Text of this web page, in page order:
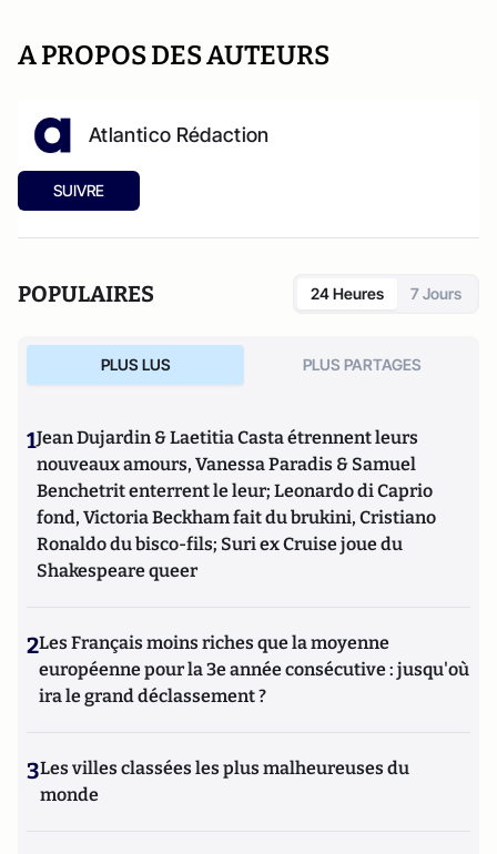
A PROPOS DES AUTEURS
Atlantico Rédaction
SUIVRE
POPULAIRES 24 Heures 7 Jours
PLUS LUS PLUS PARTAGES
1Jean Dujardin & Laetitia Casta étrennent leurs
nouveaux amours, Vanessa Paradis & Samuel
Benchetrit enterrent le leur; Leonardo di Caprio
fond, Victoria Beckham fait du brukini, Cristiano
Ronaldo du bisco-fils; Suri ex Cruise joue du
Shakespeare queer
2Les Français moins riches que la moyenne
européenne pour la 3e année consécutive : jusqu'où
ira le grand déclassement ?
3Les villes classées les plus malheureuses du
monde